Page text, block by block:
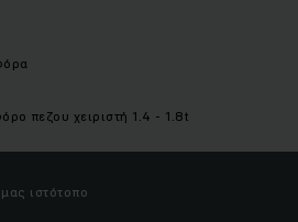
πεζου χειριστή 1.4 - 1.8t
ιστότοπο